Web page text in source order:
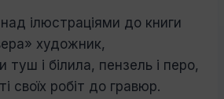
ілюстраціями до книги
художник,
туш і білила, пензель і перо,
своїх робіт до гравюр.